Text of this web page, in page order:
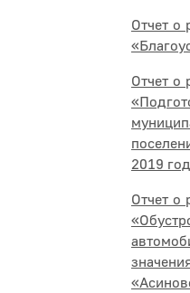
Отчет о
Отчет о
2019
Отчет о